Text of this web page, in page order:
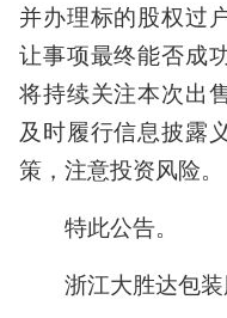
并办理标的股权过
让事项最终能否成
将持续关注本次出
及时履行信息披露
策，注意投资风险。
特此公告。
浙江大胜达包